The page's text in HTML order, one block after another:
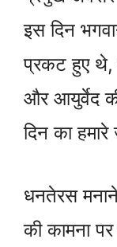
इस दिन
प्रकट हुए
और आयुर्वेद
दिन का
धनतेरस मनाने
की कामना